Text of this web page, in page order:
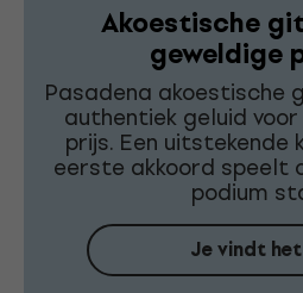
Akoestische
geweldige
Pasadena akoestische
authentiek geluid
prijs. Een uitstekende
eerste akkoord speelt
podium
Je vindt